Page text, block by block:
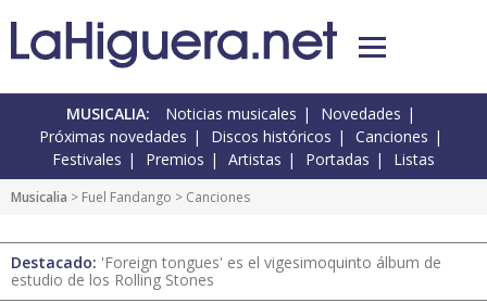
MUSICALIA: Noticias musicales
Novedades
Próximas novedades
Discos históricos
Canciones
Festivales
Premios Artistas Portadas Listas
Musicalia > Fuel Fandango > Canciones
Destacado: 'Foreign tongues' es el vigesimoquinto álbum de
estudio de los Rolling Stones